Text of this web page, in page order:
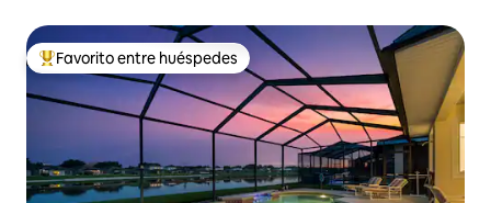
De los mejores en Favorito entre huéspedes
Favorito entre huéspedes